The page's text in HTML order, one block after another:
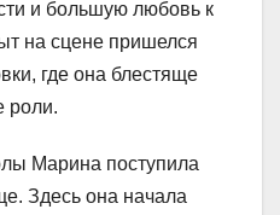
и большую любовь к
на сцене пришелся
где она блестяще
роли.
Марина поступила
Здесь она начала